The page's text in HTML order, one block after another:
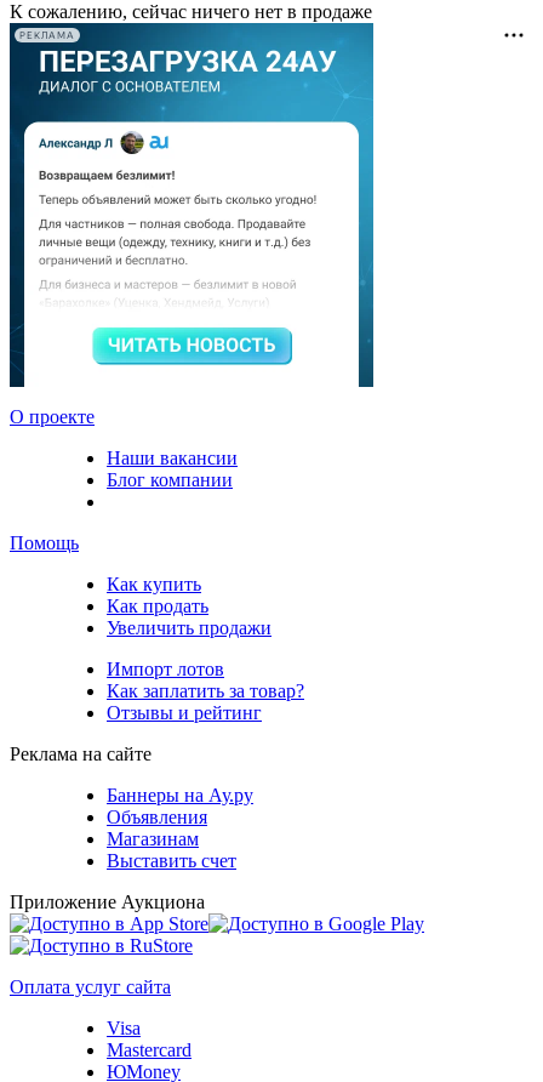
К сожалению, сейчас ничего нет в продаже
РЕКЛАМА
О проекте
Наши вакансии
Блог компании
Помощь
Как купить
Как продать
Увеличить продажи
Импорт лотов
Как заплатить за товар?
Отзывы и рейтинг
Реклама на сайте
Баннеры на Ау.ру
Объявления
Магазинам
Выставить счет
Приложение Аукциона
Оплата услуг сайта
Visa
Mastercard
ЮMoney